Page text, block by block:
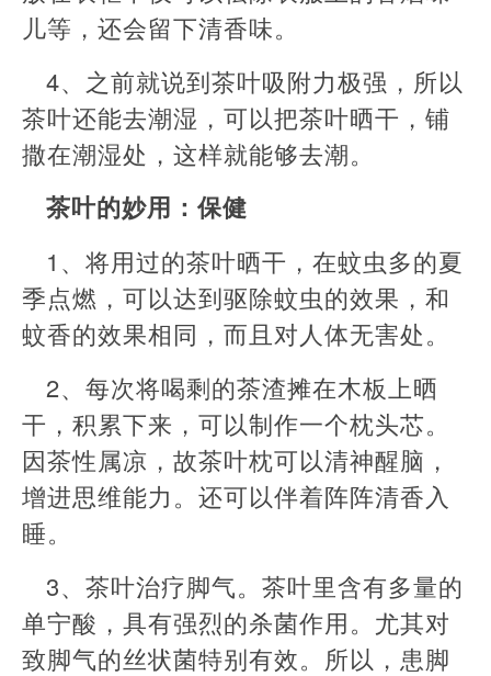
儿等，还会留下清香味。
4、之前就说到茶叶吸附力极强，所以
茶叶还能去潮湿，可以把茶叶晒干，铺
撒在潮湿处，这样就能够去潮。
茶叶的妙用：保健
1、将用过的茶叶晒干，在蚊虫多的夏
季点燃，可以达到驱除蚊虫的效果，和
蚊香的效果相同，而且对人体无害处。
2、每次将喝剩的茶渣摊在木板上晒
干，积累下来，可以制作一个枕头芯。
因茶性属凉，故茶叶枕可以清神醒脑，
增进思维能力。还可以伴着阵阵清香入
睡。
3、茶叶治疗脚气。茶叶里含有多量的
单宁酸，具有强烈的杀菌作用。尤其对
致脚气的丝状菌特别有效。所以，患脚